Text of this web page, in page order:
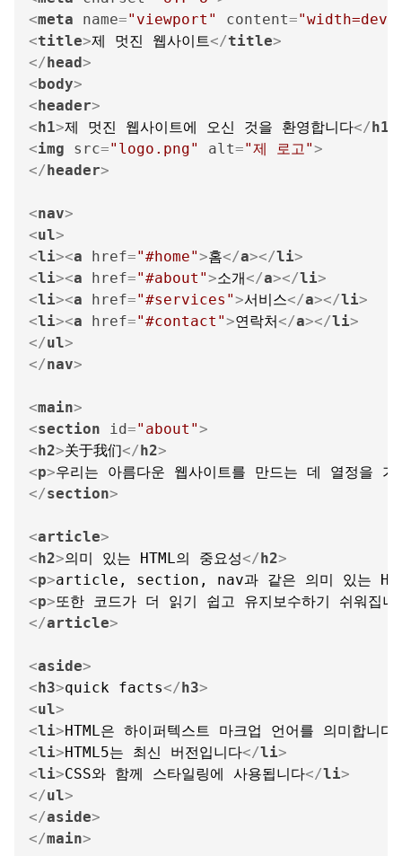
<meta name="viewport" content=
<title>제 멋진 웹사이트</title>
</head>
<body>
<header>
<h1>제 멋진 웹사이트에 오신 것을 환영합니다</h1
<img src="logo.png" alt="제 로고">
</header>
<nav>
<ul>
<li><a href="#home">홈</a></li>
<li><a href="#about">소개</a></li>
<li><a href="#services">서비스</a></li>
<li><a href="#contact">연락처</a></li>
</ul>
</nav>
<main>
<section id="about">
<h2>关于我们</h2>
<p>우리는 아름다운 웹사이트를 만드는 데 열정을
</section>
<article>
<h2>의미 있는 HTML의 중요성</h2>
<p>article, section, nav과 같은 의미 있는 HTML
<p>또한 코드가 더 읽기 쉽고 유지보수하기 쉬워집
</article>
<aside>
<h3>quick facts</h3>
<ul>
<li>HTML은 하이퍼텍스트 마크업 언어를 의미합니다
<li>HTML5는 최신 버전입니다</li>
<li>CSS와 함께 스타일링에 사용됩니다</li>
</ul>
</aside>
</main>